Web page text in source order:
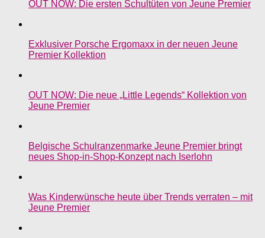
OUT NOW: Die ersten Schultüten von Jeune Premier
Exklusiver Porsche Ergomaxx in der neuen Jeune
Premier Kollektion
OUT NOW: Die neue „Little Legends“ Kollektion von
Jeune Premier
Belgische Schulranzenmarke Jeune Premier bringt
neues Shop-in-Shop-Konzept nach Iserlohn
Was Kinderwünsche heute über Trends verraten – mit
Jeune Premier